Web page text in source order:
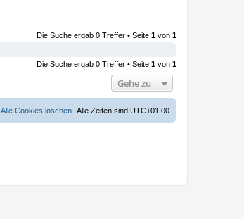
Die Suche ergab 0 Treffer • Seite 1 von 1
Die Suche ergab 0 Treffer • Seite 1 von 1
Gehe zu
Alle Zeiten sind UTC+01:00
Alle Cookies löschen